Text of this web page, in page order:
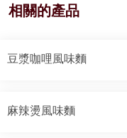
相關的產品
豆漿咖哩風味麵
麻辣燙風味麵